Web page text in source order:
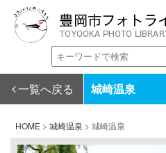
一覧へ戻る 城崎温泉
HOME > 城崎温泉 > 城崎温泉